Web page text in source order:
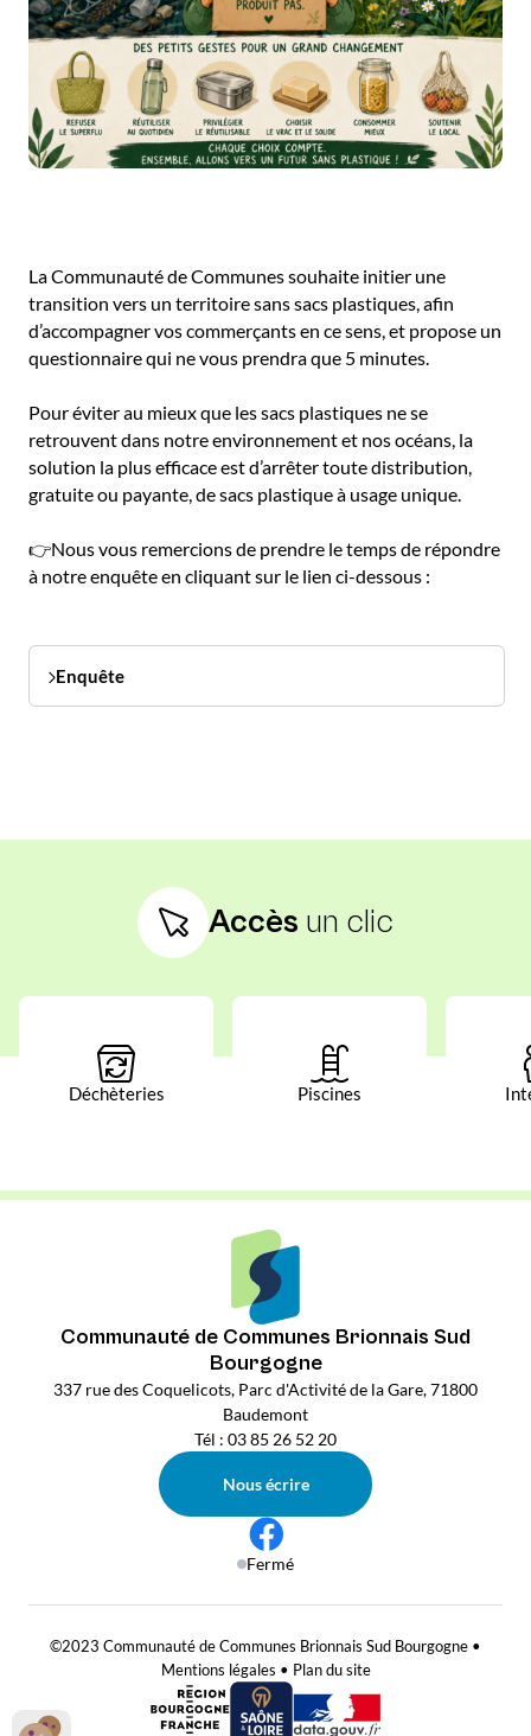
La Communauté de Communes souhaite initier une
transition vers un territoire sans sacs plastiques, afin
d’accompagner vos commerçants en ce sens, et propose un
questionnaire qui ne vous prendra que 5 minutes.
Pour éviter au mieux que les sacs plastiques ne se
retrouvent dans notre environnement et nos océans, la
solution la plus efficace est d’arrêter toute distribution,
gratuite ou payante, de sacs plastique à usage unique.
👉Nous vous remercions de prendre le temps de répondre
à notre enquête en cliquant sur le lien ci-dessous :
Enquête
Accès un clic
Déchèteries Piscines
Communauté de Communes Brionnais Sud
Bourgogne
337 rue des Coquelicots, Parc d'Activité de la Gare, 71800
Baudemont
Tél : 03 85 26 52 20
Nous écrire
Fermé
©2023 Communauté de Communes Brionnais Sud Bourgogne •
Mentions légales • Plan du site